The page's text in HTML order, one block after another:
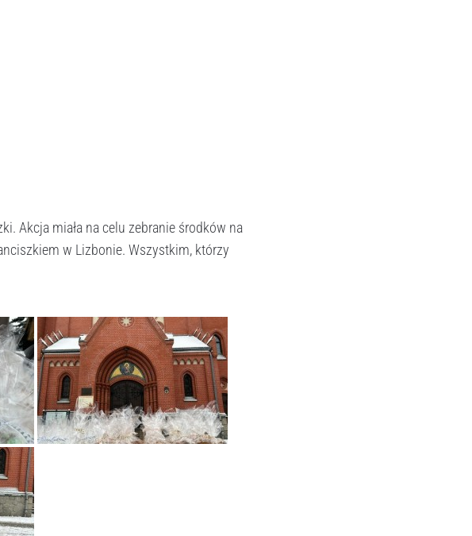
Akcja miała na celu zebranie środków na
w Lizbonie. Wszystkim, którzy